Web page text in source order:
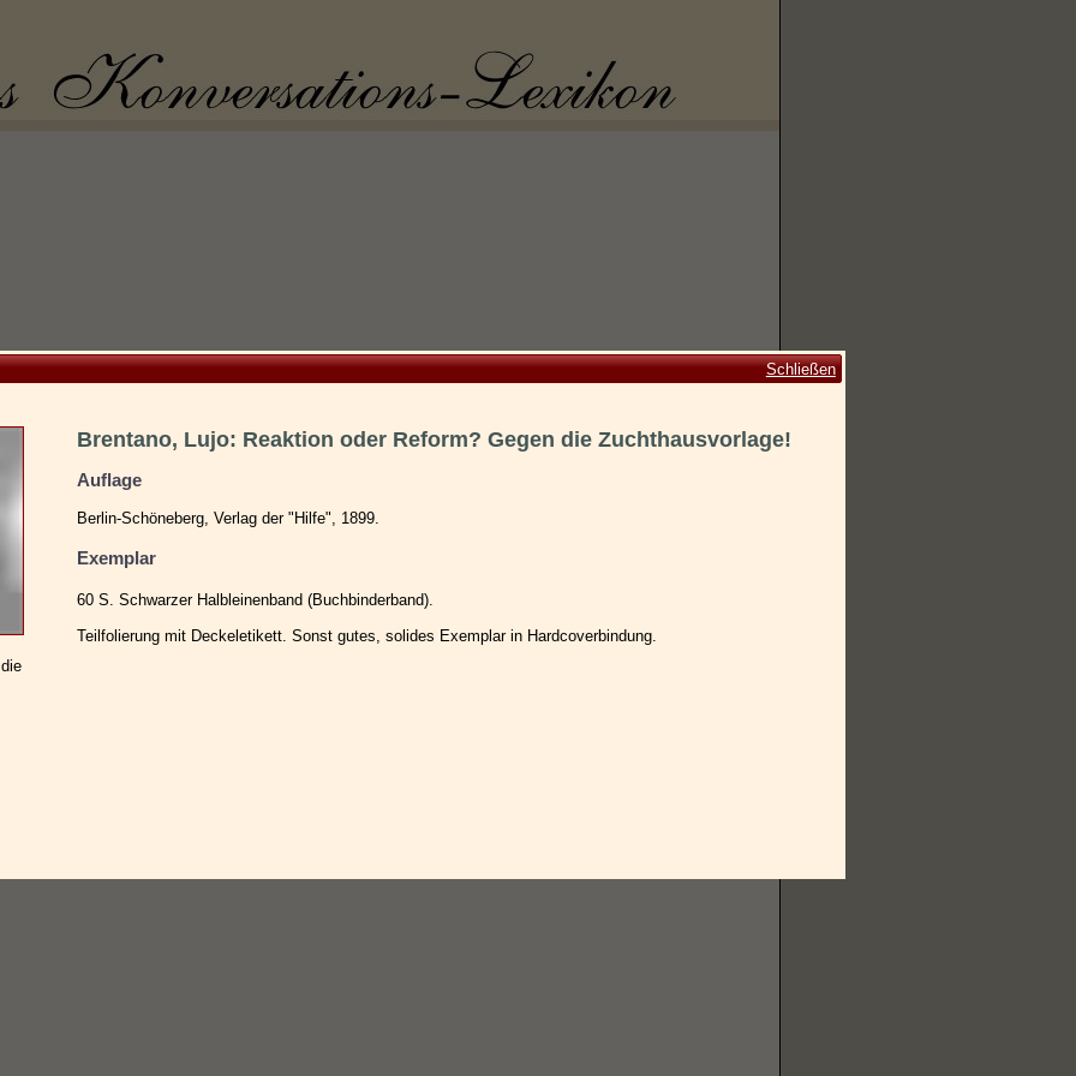
Schließen
Brentano, Lujo: Reaktion oder Reform? Gegen die Zuchthausvorlage!
Auflage
Berlin-Schöneberg, Verlag der "Hilfe", 1899.
Exemplar
60 S. Schwarzer Halbleinenband (Buchbinderband).
Teilfolierung mit Deckeletikett. Sonst gutes, solides Exemplar in Hardcoverbindung.